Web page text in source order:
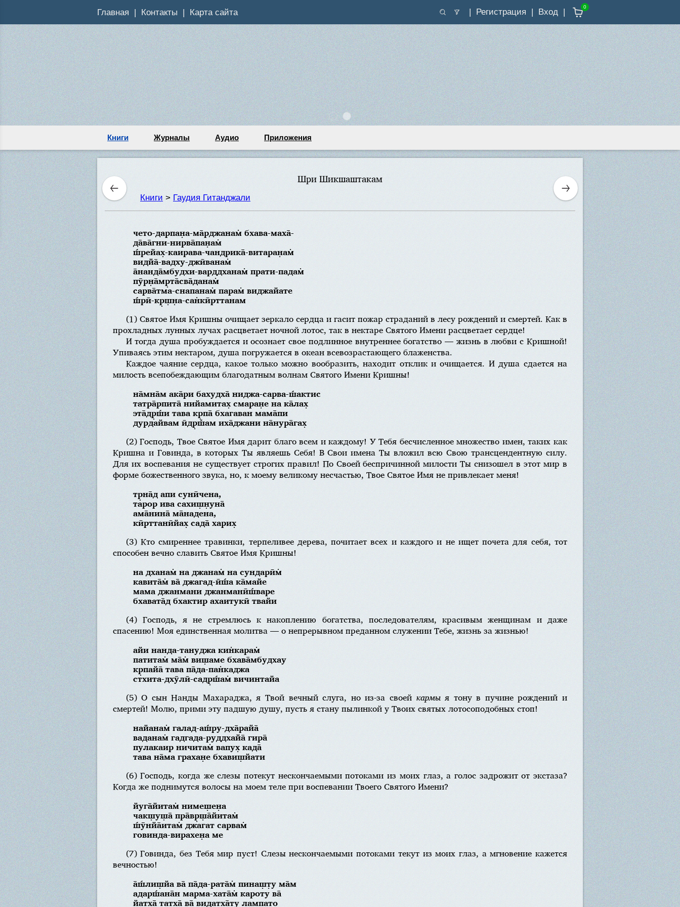
Главная Контакты Карта сайта Регистрация Вход
0
Книги Журналы Аудио Приложения
Шри Шикшаштакам
Книги > Гаудия Гитанджали
чето-дарпан̣а-ма̄рджанам̇ бхава-маха̄-
да̄ва̄гни-нирва̄пан̣ам̇
ш́рейах̣-каирава-чандрика̄-витаран̣ам̇
видйа̄-вадху-джӣванам̇
а̄нанда̄мбудхи-варддханам̇ прати-падам̇
пӯрн̣а̄мр̣та̄сва̄данам̇
сарва̄тма-снапанам̇ парам̇ виджайате
ш́рӣ-кр̣ш̣н̣а-сан̇кӣрттанам
(1) Святое Имя Кришны очищает зеркало сердца и гасит пожар страданий в лесу рождений и смертей. Как в
прохладных лунных лучах расцветает ночной лотос, так в нектаре Святого Имени расцветает сердце!
И тогда душа пробуждается и осознает свое подлинное внутреннее богатство — жизнь в любви с Кришной!
Упиваясь этим нектаром, душа погружается в океан всевозрастающего блаженства.
Каждое чаяние сердца, какое только можно вообразить, находит отклик и очищается. И душа сдается на
милость всепобеждающим благодатным волнам Святого Имени Кришны!
на̄мна̄м ака̄ри бахудха̄ ниджа-сарва-ш́актис
татра̄рпита̄ нийамитах̣ смаран̣е на ка̄лах̣
эта̄др̣ш́и тава кр̣па̄ бхагаван мама̄пи
дурдайвам ӣдр̣ш́ам иха̄джани на̄нура̄гах̣
(2) Господь, Твое Святое Имя дарит благо всем и каждому! У Тебя бесчисленное множество имен, таких как
Кришна и Говинда, в которых Ты являешь Себя! В Свои имена Ты вложил всю Свою трансцендентную силу.
Для их воспевания не существует строгих правил! По Своей беспричинной милости Ты снизошел в этот мир в
форме божественного звука, но, к моему великому несчастью, Твое Святое Имя не привлекает меня!
тр̣на̄д апи сунӣчена,
тарор ива сахиш̣н̣уна̄
ама̄нина̄ ма̄надена,
кӣрттанӣйах̣ сада̄ харих̣
(3) Кто смиреннее травинки, терпеливее дерева, почитает всех и каждого и не ищет почета для себя, тот
способен вечно славить Святое Имя Кришны!
на дханам̇ на джанам̇ на сундарӣм̇
кавита̄м̇ ва̄ джагад-ӣш́а ка̄майе
мама джанмани джанманӣш́варе
бхавата̄д бхактир ахаитукӣ твайи
(4) Господь, я не стремлюсь к накоплению богатства, последователям, красивым женщинам и даже
спасению! Моя единственная молитва — о непрерывном преданном служении Тебе, жизнь за жизнью!
айи нанда-тануджа кин̇карам̇
патитам̇ ма̄м̇ виш̣аме бхава̄мбудхау
кр̣пайа̄ тава па̄да-пан̇каджа
стхита-дхӯлӣ-садр̣ш́ам̇ вичинтайа
(5) О сын Нанды Махараджа, я Твой вечный слуга, но из-за своей кармыя тону в пучине рождений и
смертей! Молю, прими эту падшую душу, пусть я стану пылинкой у Твоих святых лотосоподобных стоп!
найанам̇ галад-аш́ру-дха̄райа̄
ваданам̇ гадгада-руддхайа̄ гира̄
пулакаир ничитам̇ вапух̣ када̄
тава на̄ма грахан̣е бхавиш̣йати
(6) Господь, когда же слезы потекут нескончаемыми потоками из моих глаз, а голос задрожит от экстаза?
Когда же поднимутся волосы на моем теле при воспевании Твоего Святого Имени?
йуга̄йитам̇ нимеш̣ен̣а
чакш̣уш̣а̄ пра̄вр̣ш̣а̄йитам̇
ш́ӯнйа̄итам̇ джагат сарвам̇
говинда-вирахен̣а ме
(7) Говинда, без Тебя мир пуст! Слезы нескончаемыми потоками текут из моих глаз, а мгновение кажется
вечностью!
а̄ш́лиш̣йа ва̄ па̄да-рата̄м̇ пинаш̣т̣у ма̄м
адарш́ана̄н марма-хата̄м̇ кароту ва̄
йатха̄ татха̄ ва̄ видатха̄ту лампат̣о